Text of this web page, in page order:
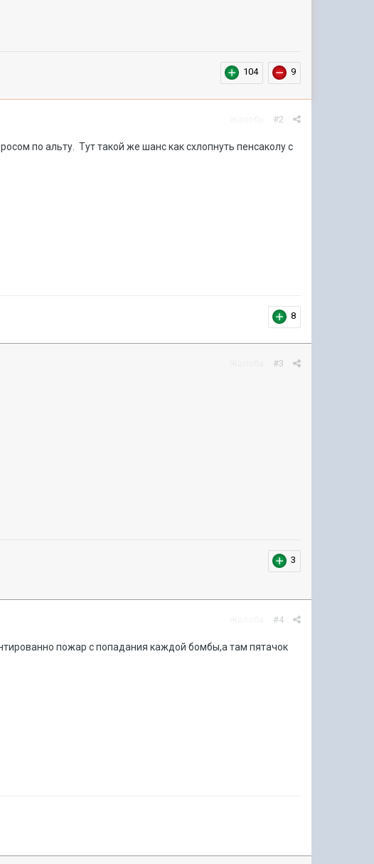
104 9
#2
по альту. Тут такой же шанс как схлопнуть пенсаколу с
8
#3
3
#4
пожар с попадания каждой бомбы,а там пятачок